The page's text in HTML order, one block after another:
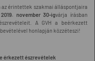
az érintettek szakmai álláspontjaira
2019. november 30-igvárja írásban
A GVH a beérkezett
honlapján közzéteszi!
érkezett észrevételek